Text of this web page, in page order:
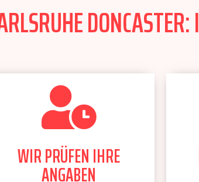
WIR PRÜFEN IHRE
ANGABEN